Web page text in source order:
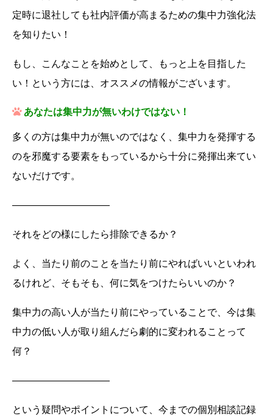
定時に退社しても社内評価が高まるための集中力強化法
を知りたい！
もし、こんなことを始めとして、もっと上を目指した
い！という方には、オススメの情報がございます。
あなたは集中力が無いわけではない！
多くの方は集中力が無いのではなく、集中力を発揮する
のを邪魔する要素をもっているから十分に発揮出来てい
ないだけです。
——————————
それをどの様にしたら排除できるか？
よく、当たり前のことを当たり前にやればいいといわれ
るけれど、そもそも、何に気をつけたらいいのか？
集中力の高い人が当たり前にやっていることで、今は集
中力の低い人が取り組んだら劇的に変われることって
何？
——————————
という疑問やポイントについて、今までの個別相談記録